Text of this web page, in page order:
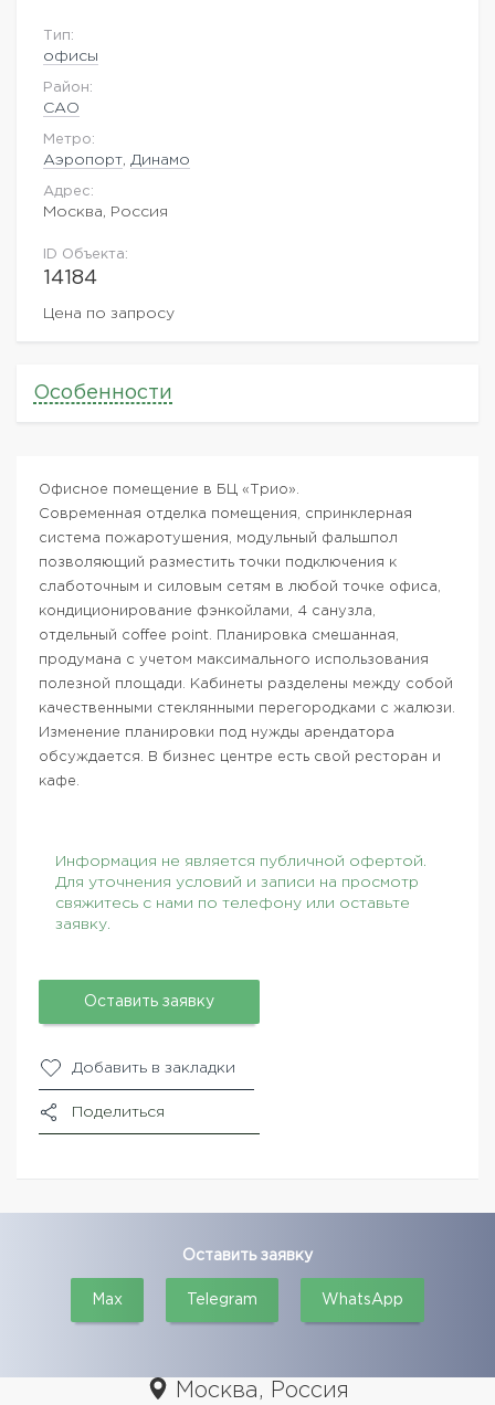
Тип:
офисы
Район:
САО
Метро:
Аэропорт Динамо
Адрес:
Москва, Россия
ID Объекта:
14184
Цена по запросу
Особенности
Офисное помещение в БЦ «Трио».
Современная отделка помещения, спринклерная
система пожаротушения, модульный фальшпол
позволяющий разместить точки подключения к
слаботочным и силовым сетям в любой точке офиса,
кондиционирование фэнкойлами, 4 санузла,
отдельный coffee point. Планировка смешанная,
продумана с учетом максимального использования
полезной площади. Кабинеты разделены между собой
качественными стеклянными перегородками с жалюзи.
Изменение планировки под нужды арендатора
обсуждается. В бизнес центре есть свой ресторан и
кафе.
Информация не является публичной офертой.
Для уточнения условий и записи на просмотр
свяжитесь с нами по телефону или оставьте
заявку.
Оставить заявку
Добавить в закладки
Поделиться
Оставить заявку
Max Telegram WhatsApp
Москва, Россия